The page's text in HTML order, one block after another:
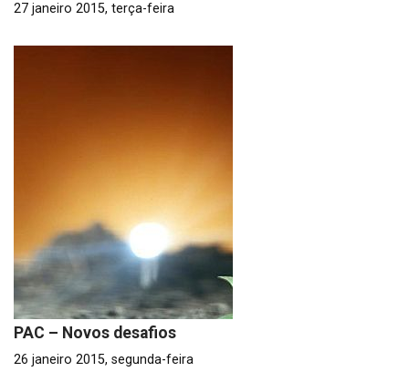
27 janeiro 2015, terça-feira
PAC – Novos desafios
26 janeiro 2015, segunda-feira